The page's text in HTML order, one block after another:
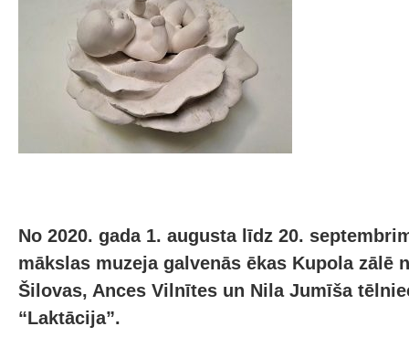
No 2020. gada 1. augusta līdz 20.
mākslas muzeja galvenās ēkas Kupola zālē
Šilovas, Ances Vilnītes un Nila Jumīša
“Laktācija”.